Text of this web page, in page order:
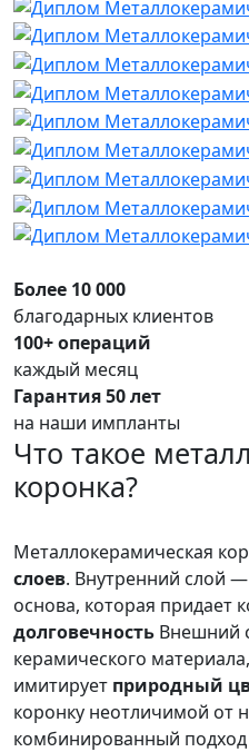
Более 10 000
благодарных клиентов
100+ операций
каждый месяц
Гарантия 50 лет
на наши импланты
Что такое
коронка?
Металлокерамическая
слоев. Внутренний слой
основа, которая придает
долговечность Внешний
керамического
имитирует природный
коронку неотличимой от
комбинированный подход